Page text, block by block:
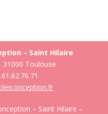
– Saint Hilaire
31000 Toulouse
– Saint Hilaire –